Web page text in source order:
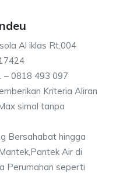
Al iklas Rt.004
– 0818 493 097
Kriteria Aliran
simal tanpa
Bersahabat hingga
Air di
Perumahan seperti